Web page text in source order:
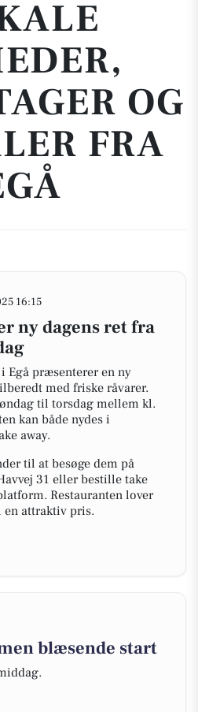
OG
FRA
16:15
ny dagens ret fra
Egå præsenterer en ny
med friske råvarer.
til torsdag mellem kl.
kan både nydes i
away.
til at besøge dem på
31 eller bestille take
Restauranten lover
attraktiv pris.
blæsende start